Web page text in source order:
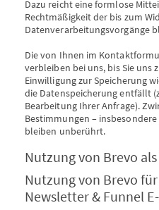
Dazu reicht eine formlose
Rechtmäßigkeit der bis zum
Datenverarbeitungsvorgänge
Die von Ihnen im
verbleiben bei uns, bis Sie uns
Einwilligung zur Speicherung
die Datenspeicherung entfällt
Bearbeitung Ihrer Anfrage).
Bestimmungen –
bleiben unberührt.
Nutzung von Brevo
Nutzung von Brevo
Newsletter & Funnel